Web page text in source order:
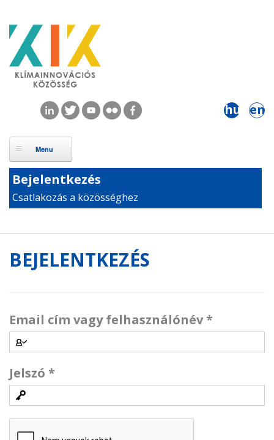
Ugrás a tartalomra
hu en
Bejelentkezés
Csatlakozás a közösséghez
BEJELENTKEZÉS
Email cím vagy felhasználónév*
Jelszó *